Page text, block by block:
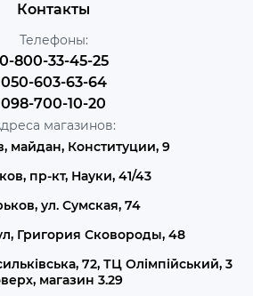
Контакты
Телефоны:
0-800-33-45-25
050-603-63-64
098-700-10-20
магазинов:
майдан, Конституции, 9
пр-кт, Науки, 41/43
ул. Сумская, 74
Григория Сковороды, 48
72, ТЦ Олімпійський, 3
магазин 3.29